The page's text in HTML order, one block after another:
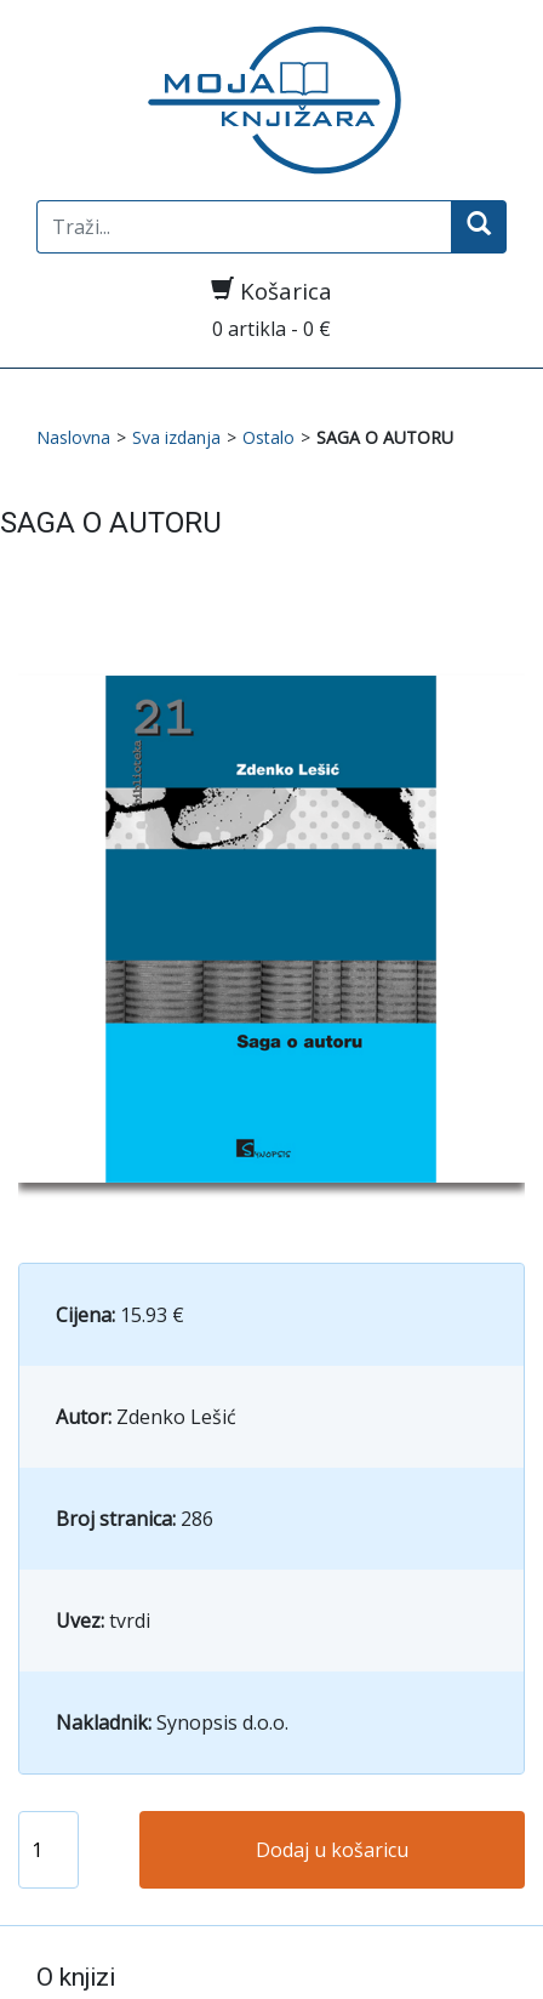
Search
for:
Košarica
0 artikla - 0 €
Naslovna > Sva izdanja > Ostalo > SAGA O AUTORU
SAGA O AUTORU
Cijena: 15.93 €
Autor: Zdenko Lešić
Broj stranica: 286
Uvez:tvrdi
Nakladnik:Synopsis d.o.o.
Dodaj u košaricu
O knjizi